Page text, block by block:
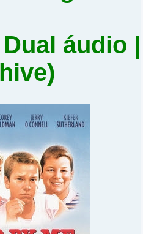
áudio |